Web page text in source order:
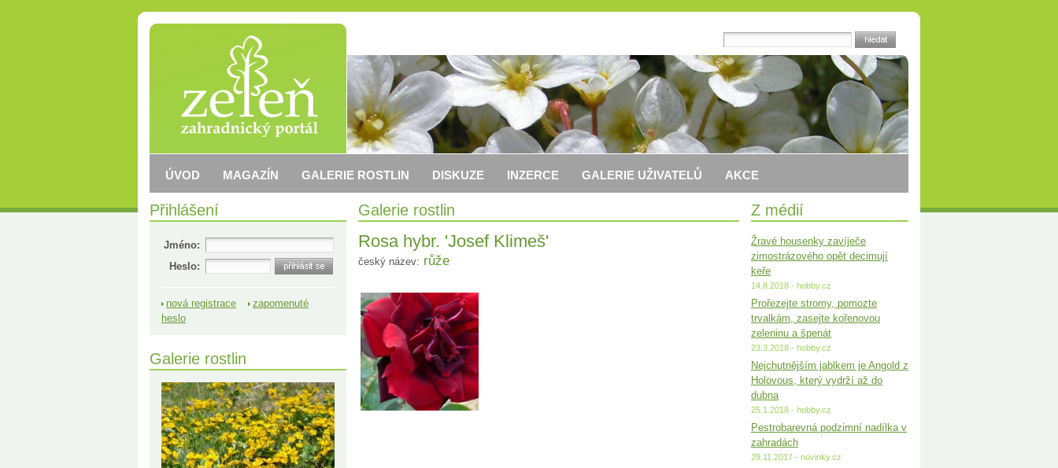
Galerie rostlin
Rosa hybr. 'Josef Klimeš'
český název: růže
Z médií
Žravé housenky zavíječe
zimostrázového opět decimují
keře
14.8.2018 - hobby.cz
Prořezejte stromy, pomozte
trvalkám, zasejte kořenovou
zeleninu a špenát
23.3.2018 - hobby.cz
Nejchutnějším jablkem je Angold z
Holovous, který vydrží až do
dubna
25.1.2018 - hobby.cz
Pestrobarevná podzimní nadílka v
zahradách
29.11.2017 - novinky.cz
Přihlášení
Jméno:
Heslo:
nová registrace
zapomenuté
heslo
Galerie rostlin
ÚVOD MAGAZÍN GALERIE ROSTLIN DISKUZE INZERCE GALERIE UŽIVATELŮ AKCE